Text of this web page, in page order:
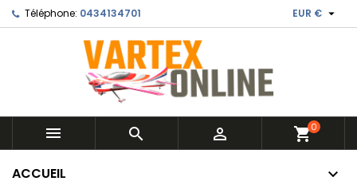
Téléphone: 0434134701 EUR € 
   shopping_cart0
ACCUEIL